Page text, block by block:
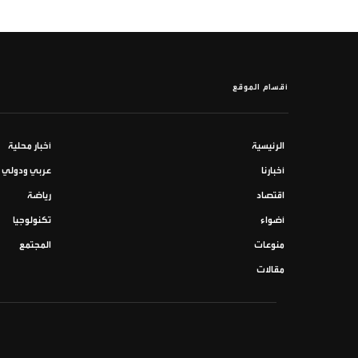
أقسام الموقع
الرئيسية أخبار محلية
أخبارنا عربي ودولي
اقتصاد رياضة
أضواء تكنولوجيا
منوعات المجتمع
مقالات